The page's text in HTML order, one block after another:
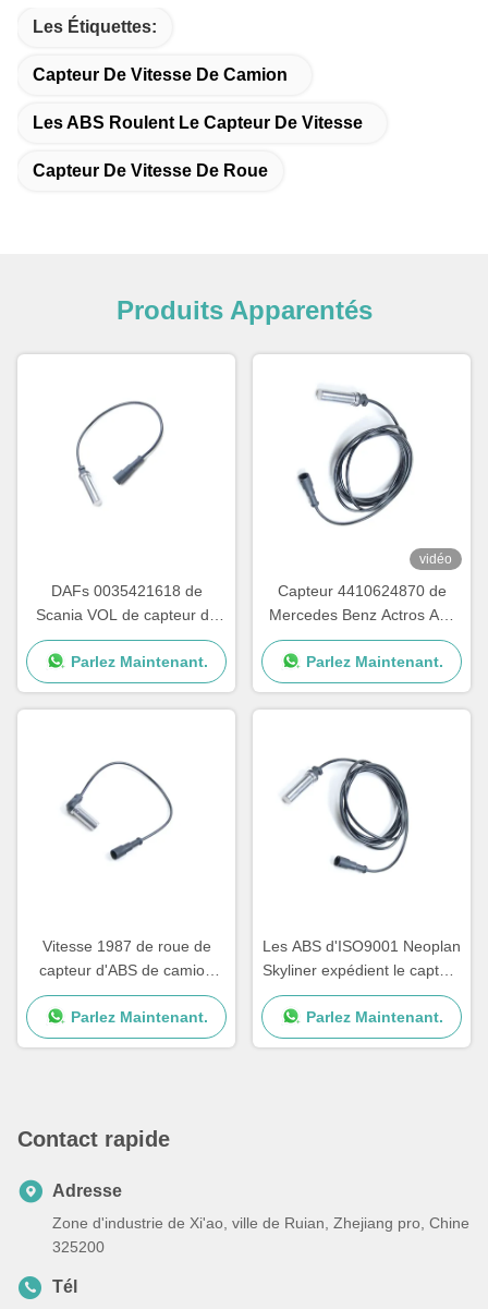
Les Étiquettes:
Capteur De Vitesse De Camion
Les ABS Roulent Le Capteur De Vitesse
Capteur De Vitesse De Roue
Produits Apparentés
DAFs 0035421618 de
Scania VOL de capteur de
2005 2013 ABS de PC
1506004 5021170124
Parlez Maintenant.
vidéo
Capteur 4410624870 de
Mercedes Benz Actros Abs
Wheel Speed 4410329410
0035423518
Parlez Maintenant.
Vitesse 1987 de roue de
capteur d'ABS de camion
d'HOMME d'IVECO 1784588
5021170125 1506005
Parlez Maintenant.
Les ABS d'ISO9001 Neoplan
Skyliner expédient le capteur
A0015428818 0015423318
Parlez Maintenant.
Contact rapide
Adresse
Zone d'industrie de Xi'ao, ville de Ruian, Zhejiang pro, Chine
325200
Tél